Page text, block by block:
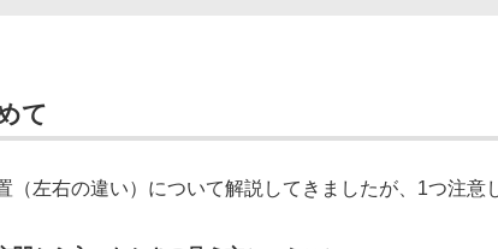
て
（左右の違い）について解説してきましたが、1つ注意し